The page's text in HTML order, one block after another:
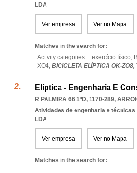
LDA
Ver empresa Ver no Mapa
Matches in the search for:
Activity categories: ...exercício físico,
XO4, BICICLETA ELÍPTICA OK-ZO8,
Elíptica - Engenharia E
R PALMIRA 66 1ºD, 1170-289,
Atividades de engenharia e técnicas
LDA
Ver empresa Ver no Mapa
Matches in the search for: